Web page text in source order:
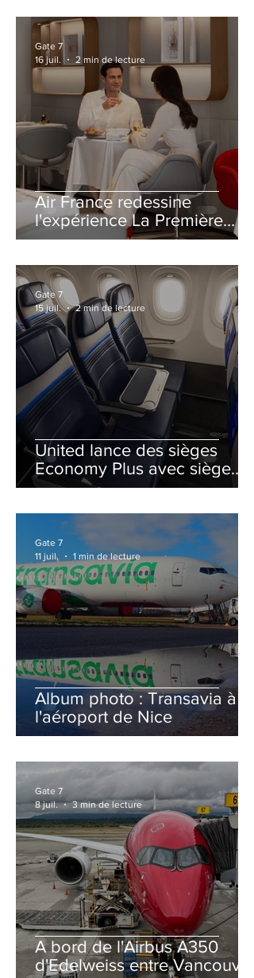
Air France redessine
l'expérience La Première
avec un salon entièrement
Gate 7
16 juil.
2 min de lecture
United lance des sièges
Economy Plus avec siège
central neutralisé
Gate 7
15 juil.
2 min de lecture
Album photo : Transavia à
l'aéroport de Nice
Gate 7
11 juil.
1 min de lecture
A bord de l'Airbus A350
d'Edelweiss entre Vancouver
Gate 7
8 juil.
3 min de lecture